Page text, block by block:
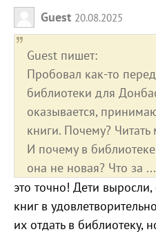
Guest 20.08.2025
Guest пишет:
Пробовал как-то
библиотеки для
оказывается,
книги. Почему?
И почему в
она не новая? Что за
это точно! Дети
книг в
их отдать в библиотеку,